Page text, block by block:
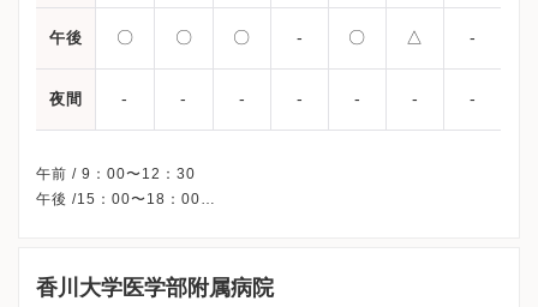
午後 〇 〇 〇 - 〇 △ -
夜間 - - - - - - -
午前 / 9：00〜12：30
午後 /15：00〜18：00
※受診前には必ずクリニックHPを確認、または直接お問い合わせ
香川大学医学部附属病院